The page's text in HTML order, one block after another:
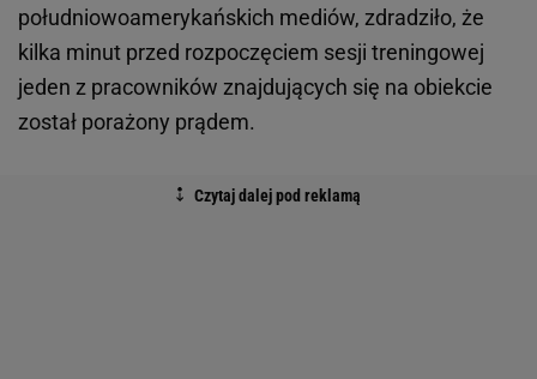
południowoamerykańskich mediów, zdradziło, że
kilka minut przed rozpoczęciem sesji treningowej
jeden z pracowników znajdujących się na obiekcie
został porażony prądem.